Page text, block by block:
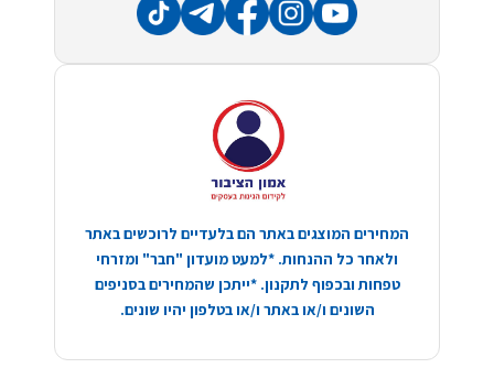
המחירים המוצגים באתר הם בלעדיים לרוכשים באתר
ולאחר כל ההנחות. *למעט מועדון "חבר" ומזרחי
טפחות ובכפוף לתקנון. *ייתכן שהמחירים בסניפים
השונים ו/או באתר ו/או בטלפון יהיו שונים.